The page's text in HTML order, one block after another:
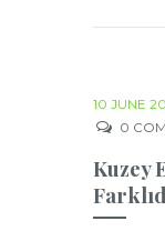
10 JUNE
0
Kuzey